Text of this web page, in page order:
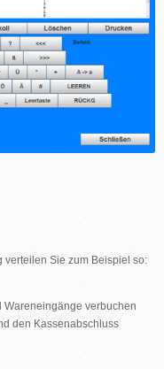
Sie zum Beispiel so:
Wareneingänge verbuchen
den Kassenabschluss